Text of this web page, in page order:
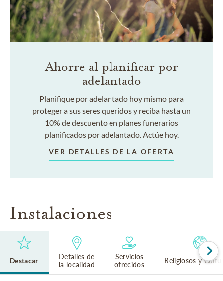
Ahorre al planificar por
adelantado
Planifique por adelantado hoy mismo para
proteger a sus seres queridos y reciba hasta un
10% de descuento en planes funerarios
planificados por adelantado. Actúe hoy.
VER DETALLES DE LA OFERTA
Instalaciones
Destacar
Detalles de
la localidad
Servicios
ofrecidos
Religiosos y